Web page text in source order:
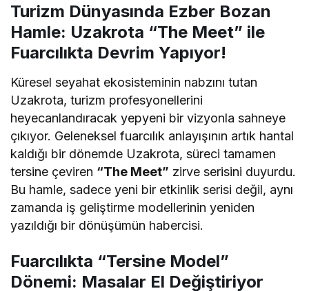
Turizm Dünyasında Ezber Bozan
Hamle: Uzakrota “The Meet” ile
Fuarcılıkta Devrim Yapıyor!
Küresel seyahat ekosisteminin nabzını tutan
Uzakrota, turizm profesyonellerini
heyecanlandıracak yepyeni bir vizyonla sahneye
çıkıyor. Geleneksel fuarcılık anlayışının artık hantal
kaldığı bir dönemde Uzakrota, süreci tamamen
tersine çeviren “The Meet” zirve serisini duyurdu.
Bu hamle, sadece yeni bir etkinlik serisi değil, aynı
zamanda iş geliştirme modellerinin yeniden
yazıldığı bir dönüşümün habercisi.
Fuarcılıkta “Tersine Model”
Dönemi: Masalar El Değiştiriyor